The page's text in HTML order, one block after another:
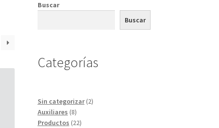
Buscar
Buscar
Categorías
Sin categorizar 22
Auxiliares 88
productos
Productos 2222